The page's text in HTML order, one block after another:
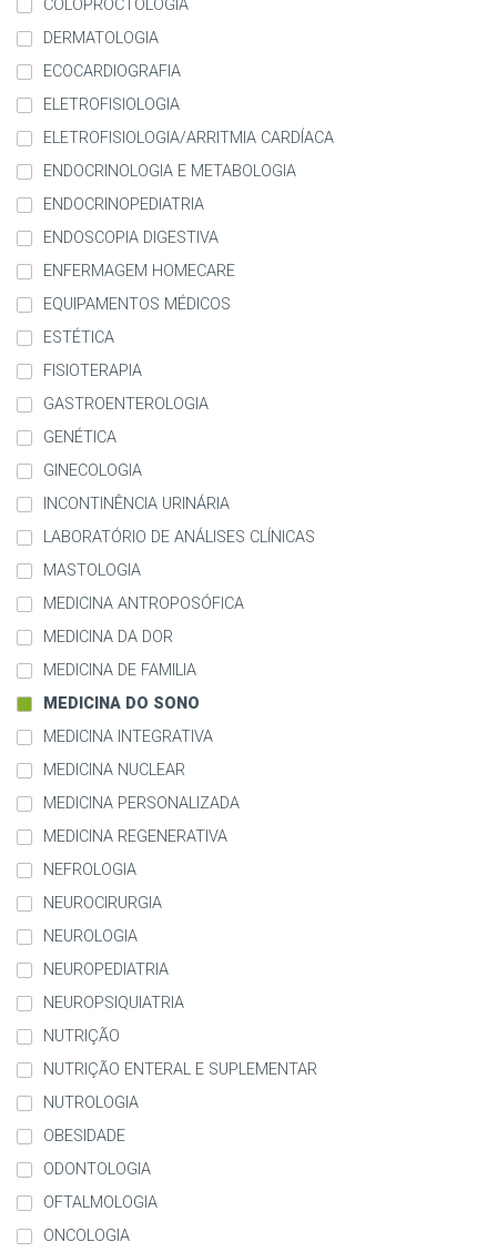
COLOPROCTOLOGIA
DERMATOLOGIA
ECOCARDIOGRAFIA
ELETROFISIOLOGIA
ELETROFISIOLOGIA/ARRITMIA CARDÍACA
ENDOCRINOLOGIA E METABOLOGIA
ENDOCRINOPEDIATRIA
ENDOSCOPIA DIGESTIVA
ENFERMAGEM HOMECARE
EQUIPAMENTOS MÉDICOS
ESTÉTICA
FISIOTERAPIA
GASTROENTEROLOGIA
GENÉTICA
GINECOLOGIA
INCONTINÊNCIA URINÁRIA
LABORATÓRIO DE ANÁLISES CLÍNICAS
MASTOLOGIA
MEDICINA ANTROPOSÓFICA
MEDICINA DA DOR
MEDICINA DE FAMILIA
MEDICINA DO SONO
MEDICINA INTEGRATIVA
MEDICINA NUCLEAR
MEDICINA PERSONALIZADA
MEDICINA REGENERATIVA
NEFROLOGIA
NEUROCIRURGIA
NEUROLOGIA
NEUROPEDIATRIA
NEUROPSIQUIATRIA
NUTRIÇÃO
NUTRIÇÃO ENTERAL E SUPLEMENTAR
NUTROLOGIA
OBESIDADE
ODONTOLOGIA
OFTALMOLOGIA
ONCOLOGIA